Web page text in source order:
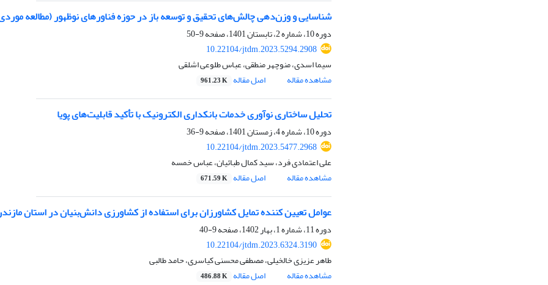
شناسایی و وزن‌دهی چالش‌های تحقیق ‌و‌ توسعه باز در حوزه فناورهای نوظهور (مطالعه
دوره 10، شماره 2، تابستان 1401، صفحه
9-50
10.22104/jtdm.2023.5294.2908
سیما اسدی، منوچهر منطقی، عباس طلوعی اشلقی
مشاهده مقاله
اصل مقاله 961.23 K
تحلیل ساختاری نوآوری خدمات بانکداری الکترونیک با تأکید قابلیت‌‌های پویا
دوره 10، شماره 4، زمستان 1401، صفحه
9-36
10.22104/jtdm.2023.5477.2968
علی اعتمادی فرد، سید کمال طبائیان، عباس خمسه
مشاهده مقاله
اصل مقاله 671.59 K
عوامل تعیین کننده تمایل کشاورزان برای استفاده از کشاورزی دانش‌بنیان در استان
دوره 11، شماره 1، بهار 1402، صفحه
9-40
10.22104/jtdm.2023.6324.3190
طاهر عزیزی خالخیلی، مصطفی محسنی کیاسری، حامد طالبی
مشاهده مقاله
اصل مقاله 486.88 K